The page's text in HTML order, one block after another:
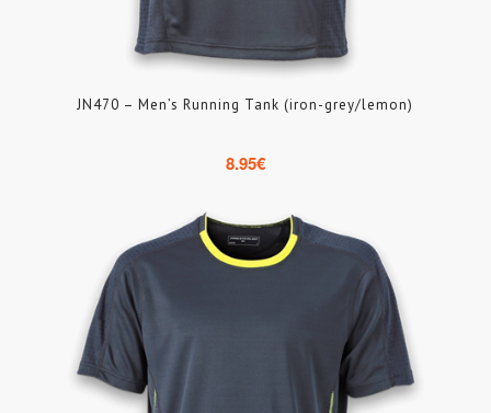
JN470 – Men’s Running Tank (iron-grey/lemon)
8.95€